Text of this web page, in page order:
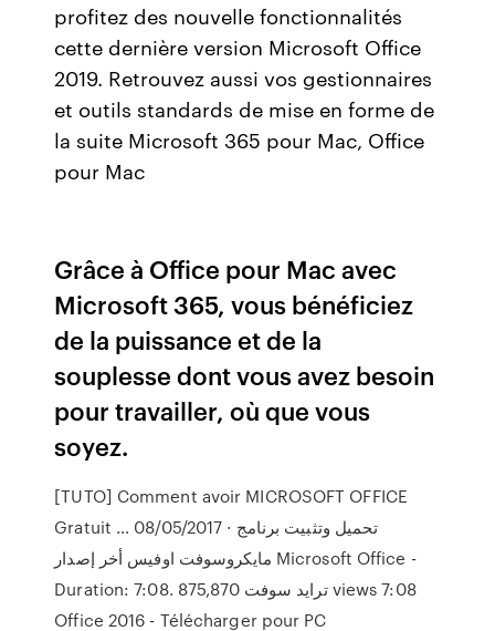
profitez des nouvelle fonctionnalités
cette dernière version Microsoft Office
2019. Retrouvez aussi vos gestionnaires
et outils standards de mise en forme de
la suite Microsoft 365 pour Mac, Office
pour Mac
Grâce à Office pour Mac avec
Microsoft 365, vous bénéficiez
de la puissance et de la
souplesse dont vous avez besoin
pour travailler, où que vous
soyez.
[TUTO] Comment avoir MICROSOFT OFFICE
Gratuit … 08/05/2017 · تحميل وتثبيت برنامج
مايكروسوفت اوفيس أخر إصدار Microsoft Office -
Duration: 7:08. ترايد سوفت 875,870 views 7:08
Office 2016 - Télécharger pour PC